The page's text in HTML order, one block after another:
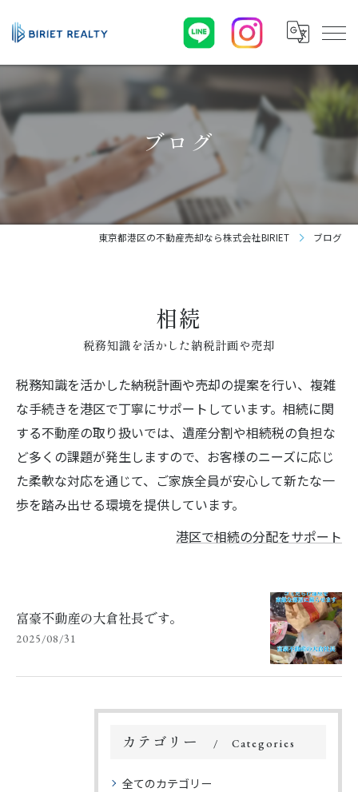
ブログ
東京都港区の不動産売却なら株式会社BIRIET ブログ
相続
税務知識を活かした納税計画や売却
税務知識を活かした納税計画や売却の提案を行い、複雑
な手続きを港区で丁寧にサポートしています。相続に関
する不動産の取り扱いでは、遺産分割や相続税の負担な
ど多くの課題が発生しますので、お客様のニーズに応じ
た柔軟な対応を通じて、ご家族全員が安心して新たな一
歩を踏み出せる環境を提供しています。
港区で相続の分配をサポート
富豪不動産の大倉社長です。
2025/08/31
カテゴリー Categories
全てのカテゴリー